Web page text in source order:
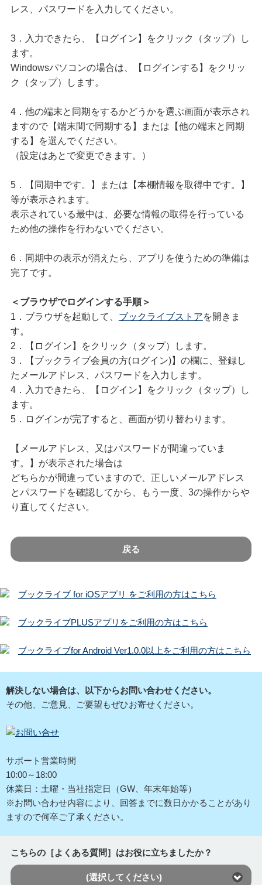
レス、パスワードを入力してください。
3．入力できたら、【ログイン】をクリック（タップ）し
ます。
Windowsパソコンの場合は、【ログインする】をクリッ
ク（タップ）します。
4．他の端末と同期をするかどうかを選ぶ画面が表示され
ますので【端末間で同期する】または【他の端末と同期
する】を選んでください。
（設定はあとで変更できます。）
5．【同期中です。】または【本棚情報を取得中です。】
等が表示されます。
表示されている最中は、必要な情報の取得を行っている
ため他の操作を行わないでください。
6．同期中の表示が消えたら、アプリを使うための準備は
完了です。
＜ブラウザでログインする手順＞
1．ブラウザを起動して、 ブックライブストアを開きま
す。
2．【ログイン】をクリック（タップ）します。
3．【ブックライブ会員の方(ログイン)】の欄に、登録し
たメールアドレス、パスワードを入力します。
4．入力できたら、【ログイン】をクリック（タップ）し
ます。
5．ログインが完了すると、画面が切り替わります。
【メールアドレス、又はパスワードが間違っていま
す。】が表示された場合は
どちらかが間違っていますので、正しいメールアドレス
とパスワードを確認してから、もう一度、3の操作からや
り直してください。
戻る
ブックライブ for iOSアプリ をご利用の方はこちら
ブックライブPLUSアプリをご利用の方はこちら
ブックライブfor Android Ver1.0.0以上をご利用の方はこちら
解決しない場合は、以下からお問い合わせください。
その他、ご意見、ご要望もぜひお寄せください。
サポート営業時間
10:00～18:00
休業日：土曜・当社指定日（GW、年末年始等）
※お問い合わせ内容により、回答までに数日かかることがあり
ますので何卒ご了承ください。
こちらの［よくある質問］はお役に立ちましたか？
(選択してください)